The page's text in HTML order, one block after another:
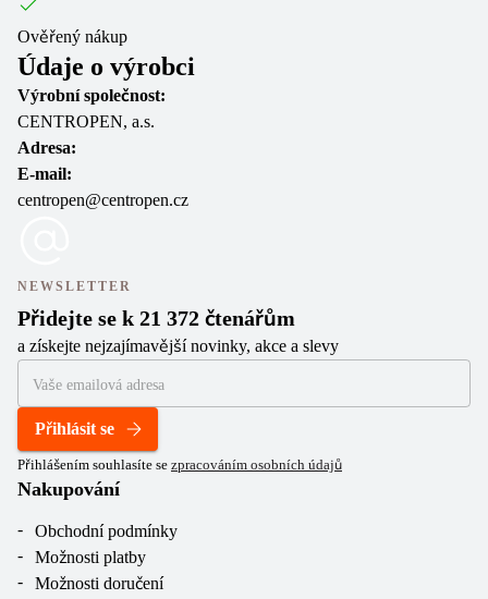
Ověřený nákup
Údaje o výrobci
Výrobní společnost:
CENTROPEN, a.s.
Adresa:
E-mail:
centropen@centropen.cz
NEWSLETTER
Přidejte se k 21 372 čtenářům
a získejte nejzajímavější novinky, akce a slevy
Přihlásit se
Přihlášením souhlasíte se zpracováním osobních údajů
Nakupování
Obchodní podmínky
Možnosti platby
Možnosti doručení